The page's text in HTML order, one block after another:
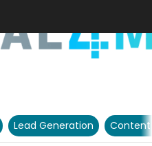
Lead Generation